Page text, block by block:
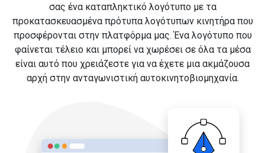
σας ένα καταπληκτικό λογότυπο με τα
προκατασκευασμένα πρότυπα λογότυπων κινητήρα που
προσφέρονται στην πλατφόρμα μας. Ένα λογότυπο που
φαίνεται τέλειο και μπορεί να χωρέσει σε όλα τα μέσα
είναι αυτό που χρειάζεστε για να έχετε μια ακμάζουσα
αρχή στην ανταγωνιστική αυτοκινητοβιομηχανία.